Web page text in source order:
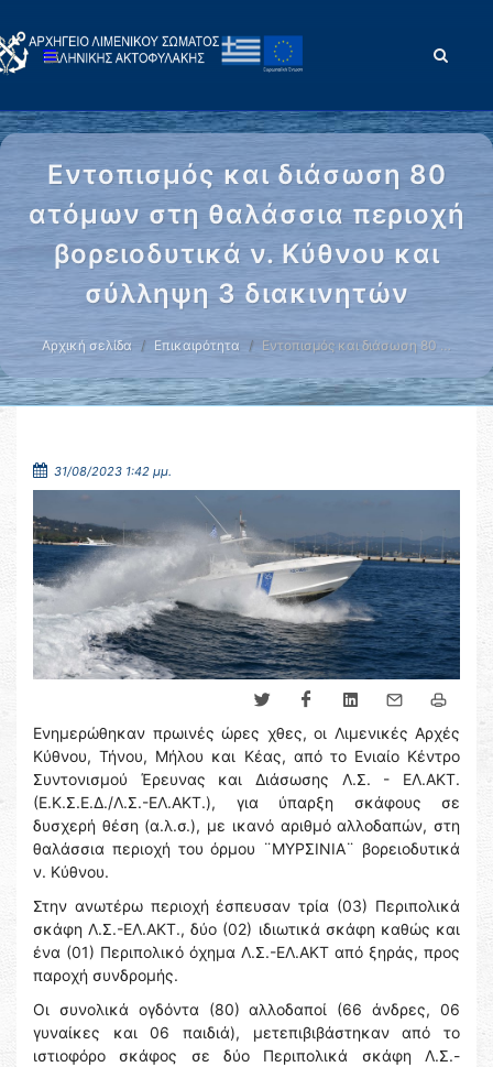
Εντοπισμός και διάσωση 80
ατόμων στη θαλάσσια περιοχή
βορειοδυτικά ν. Κύθνου και
σύλληψη 3 διακινητών
Αρχική σελίδα Επικαιρότητα Εντοπισμός και διάσωση 80 …
31/08/2023 1:42 μμ.
Ενημερώθηκαν πρωινές ώρες χθες, οι Λιμενικές Αρχές
Κύθνου, Τήνου, Μήλου και Κέας, από το Ενιαίο Κέντρο
Συντονισμού Έρευνας και Διάσωσης Λ.Σ. - ΕΛ.ΑΚΤ.
(Ε.Κ.Σ.Ε.Δ./Λ.Σ.-ΕΛ.ΑΚΤ.), για ύπαρξη σκάφους σε
δυσχερή θέση (α.λ.σ.), με ικανό αριθμό αλλοδαπών, στη
θαλάσσια περιοχή του όρμου ¨ΜΥΡΣΙΝΙΑ¨ βορειοδυτικά
ν. Κύθνου.
Στην ανωτέρω περιοχή έσπευσαν τρία (03) Περιπολικά
σκάφη Λ.Σ.-ΕΛ.ΑΚΤ., δύο (02) ιδιωτικά σκάφη καθώς και
ένα (01) Περιπολικό όχημα Λ.Σ.-ΕΛ.ΑΚΤ από ξηράς, προς
παροχή συνδρομής.
Οι συνολικά ογδόντα (80) αλλοδαποί (66 άνδρες, 06
γυναίκες και 06 παιδιά), μετεπιβιβάστηκαν από το
ιστιοφόρο σκάφος σε δύο Περιπολικά σκάφη Λ.Σ.-